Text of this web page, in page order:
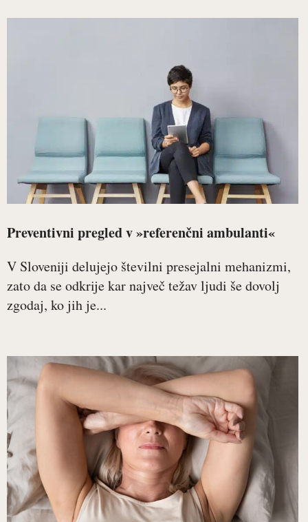
Preventivni pregled v »referenčni ambulanti«
V Sloveniji delujejo številni presejalni mehanizmi,
zato da se odkrije kar največ težav ljudi še dovolj
zgodaj, ko jih je...